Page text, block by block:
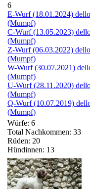
6
E-Wurf (18.01.2024)
(Mumpf)
C-Wurf (13.05.2023)
(Mumpf)
Z-Wurf (06.03.2022)
(Mumpf)
W-Wurf (30.07.2021)
(Mumpf)
U-Wurf (28.11.2020)
(Mumpf)
Q-Wurf (10.07.2019)
(Mumpf)
Würfe: 6
Total Nachkommen: 33
Rüden: 20
Hündinnen: 13